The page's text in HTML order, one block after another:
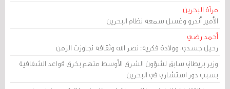
مرآة البحرين
الأمير أندرو وغسل سمعة نظام البحرين
أحمد رضي
رحيل جسدي، وولادة فكرية: نصر الله وثقافة تجاوزت الزمن
وزير بريطاني سابق لشؤون الشرق الأوسط متهم بخرق قواعد الشفافية
بسبب دور استشاري في البحرين